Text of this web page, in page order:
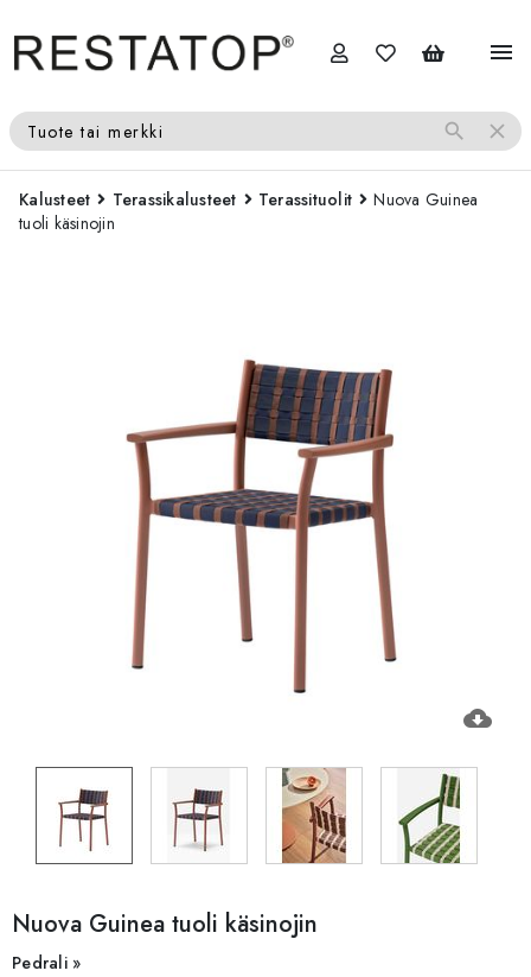
menu
Tuote tai merkki search close
Kalusteet Terassikalusteet Terassituolit
Nuova Guinea
tuoli käsinojin
cloud_download
Nuova Guinea tuoli käsinojin
Pedrali »